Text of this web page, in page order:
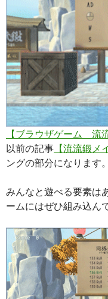
【ブラウザゲーム 流
以前の記事 【流流鍛メ
ングの部分になります。
みんなと遊べる要素は
ームにはぜひ組み込ん